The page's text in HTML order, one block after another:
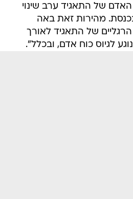
של התאגיד ערב שינוי
מהירות זאת באה
הרגליים של התאגיד לאורך
לגיוס כוח אדם, ובכלל".